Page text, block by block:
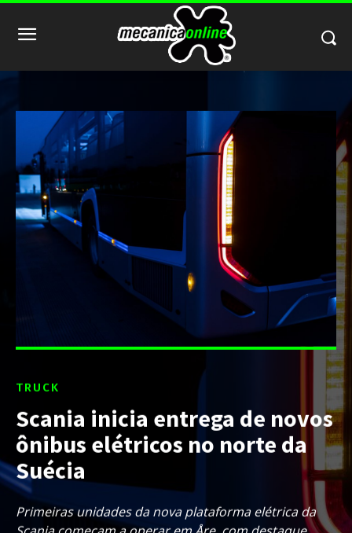
TRUCK
Scania inicia entrega de novos
ônibus elétricos no norte da
Suécia
Primeiras unidades da nova plataforma elétrica da